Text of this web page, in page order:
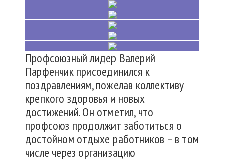
Профсоюзный лидер Валерий
Парфенчик присоединился к
поздравлениям, пожелав коллективу
крепкого здоровья и новых
достижений. Он отметил, что
профсоюз продолжит заботиться о
достойном отдыхе работников – в том
числе через организацию